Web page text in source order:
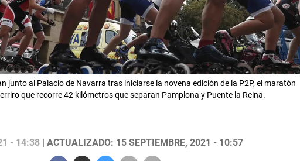
junto al Palacio de Navarra tras iniciarse la novena edición de la P2P, el maratón
que recorre 42 kilómetros que separan Pamplona y Puente la Reina.
- 14:38| ACTUALIZADO: 15 SEPTIEMBRE, 2021 - 10:57